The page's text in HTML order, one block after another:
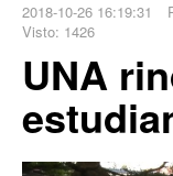
2018-10-26 16:19:31
Visto: 1426
UNA